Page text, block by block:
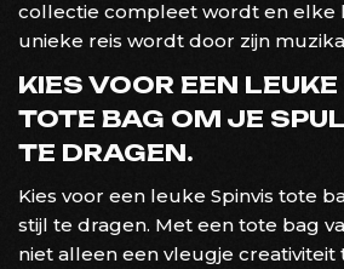
collectie compleet wordt en elke
unieke reis wordt door zijn
KIES VOOR EEN
TOTE BAG OM JE
TE DRAGEN.
Kies voor een leuke Spinvis tote
stijl te dragen. Met een tote bag
niet alleen een vleugje creativiteit